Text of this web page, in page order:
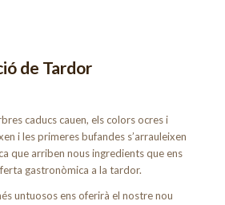
de Tardor
caducs cauen, els colors ocres i
i les primeres bufandes s’arrauleixen
que arriben nous ingredients que ens
gastronòmica a la tardor.
untuosos ens oferirà el nostre nou